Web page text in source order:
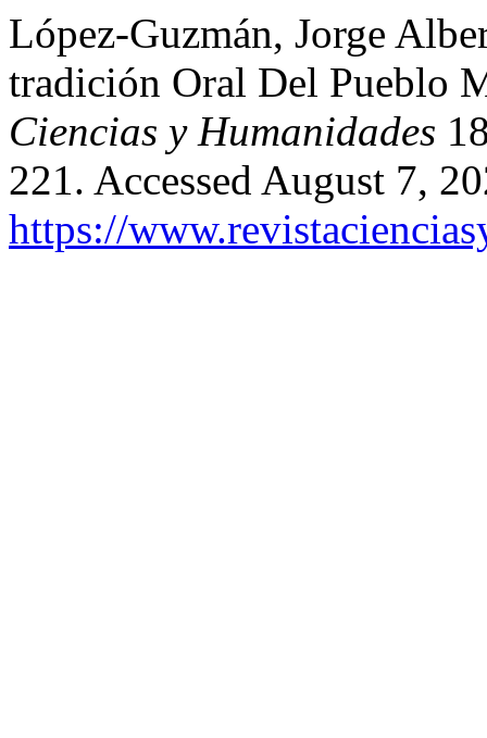
López-Guzmán, Jorge
tradición Oral Del Pueblo
Ciencias y Humanidades
221. Accessed August 7,
https://